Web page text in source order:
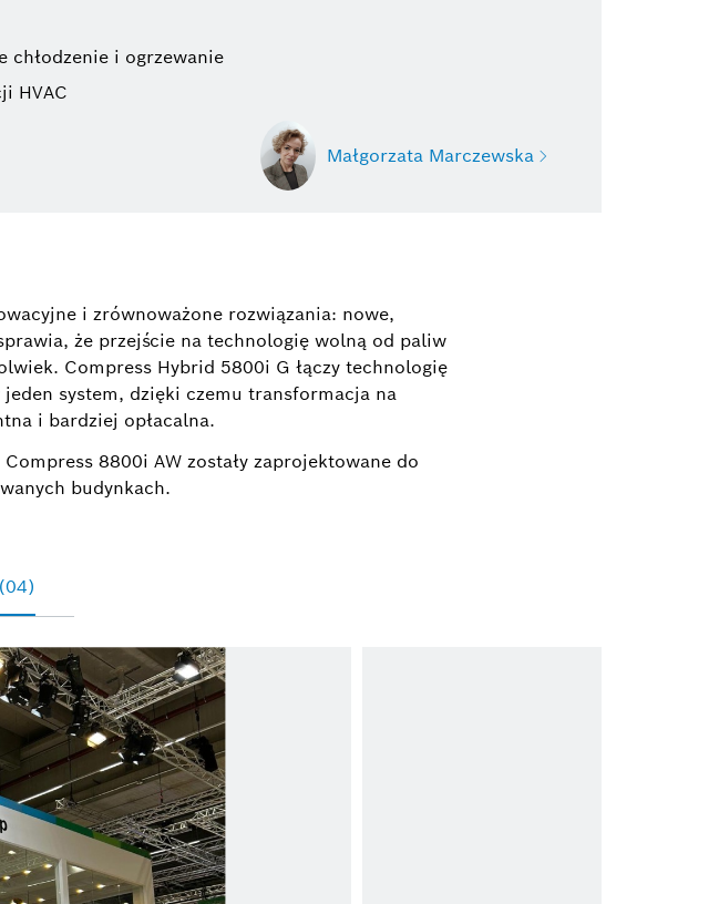
i ogrzewanie
HVAC
Małgorzata Marczewska
Project Manager
+48 22 715 46 04
malgorzata.marczewska@pl.bosch.com
i zrównoważone rozwiązania: nowe,
że przejście na technologię wolną od paliw
Compress Hybrid 5800i G łączy technologię
system, dzięki czemu transformacja na
i bardziej opłacalna.
8800i AW zostały zaprojektowane do
budynkach.
(04)